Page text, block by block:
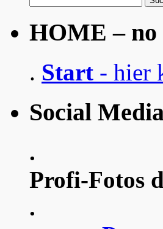
nach:
HOME –
. Start - hier
Social
.
Profi-Fotos
.